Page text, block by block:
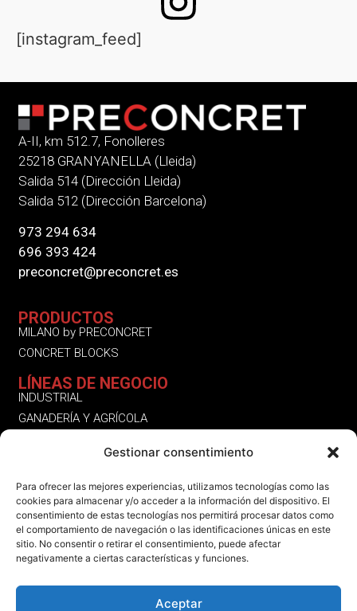
Gestionar consentimiento
Para ofrecer las mejores experiencias, utilizamos tecnologías como las
cookies para almacenar y/o acceder a la información del dispositivo. El
consentimiento de estas tecnologías nos permitirá procesar datos como
el comportamiento de navegación o las identificaciones únicas en este
sitio. No consentir o retirar el consentimiento, puede afectar
negativamente a ciertas características y funciones.
Aceptar
[instagram_feed]
A-II, km 512.7, Fonolleres
25218 GRANYANELLA (Lleida)
Salida 514 (Dirección Lleida)
Salida 512 (Dirección Barcelona)
973 294 634
696 393 424
preconcret@preconcret.es
PRODUCTOS
MILANO by PRECONCRET
CONCRET BLOCKS
LÍNEAS DE NEGOCIO
INDUSTRIAL
GANADERÍA Y AGRÍCOLA
OTROS SERVICIOS | PRODUCTOS
SÍGUENOS
INSTAGRAM
LINKEDIN
FACEBOOK